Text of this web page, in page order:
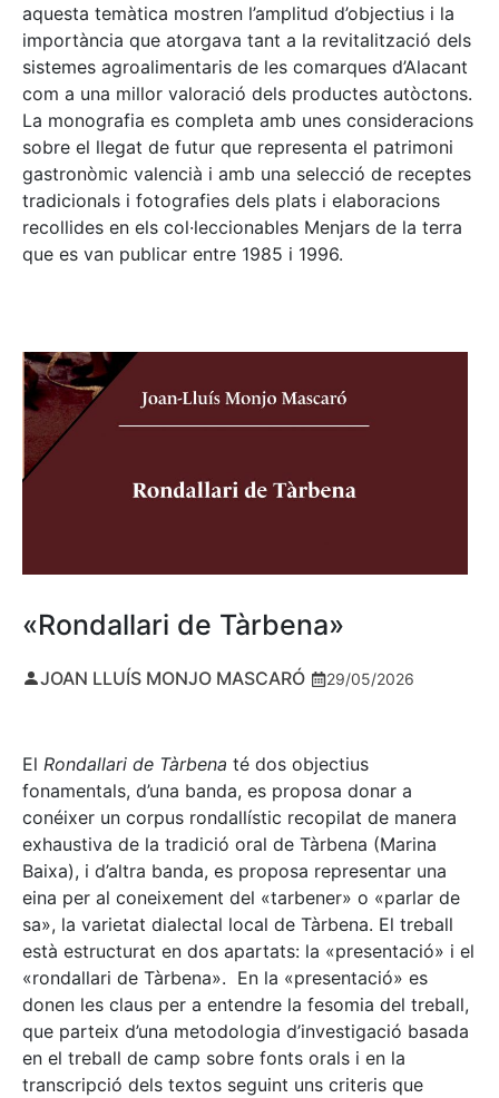
aquesta temàtica mostren l’amplitud d’objectius i la
importància que atorgava tant a la revitalització dels
sistemes agroalimentaris de les comarques d’Alacant
com a una millor valoració dels productes autòctons.
La monografia es completa amb unes consideracions
sobre el llegat de futur que representa el patrimoni
gastronòmic valencià i amb una selecció de receptes
tradicionals i fotografies dels plats i elaboracions
recollides en els col·leccionables Menjars de la terra
que es van publicar entre 1985 i 1996.
«Rondallari de Tàrbena»
JOAN LLUÍS MONJO MASCARÓ 29/05/2026
El Rondallari de Tàrbena té dos objectius
fonamentals, d’una banda, es proposa donar a
conéixer un corpus rondallístic recopilat de manera
exhaustiva de la tradició oral de Tàrbena (Marina
Baixa), i d’altra banda, es proposa representar una
eina per al coneixement del «tarbener» o «parlar de
sa», la varietat dialectal local de Tàrbena. El treball
està estructurat en dos apartats: la «presentació» i el
«rondallari de Tàrbena». En la «presentació» es
donen les claus per a entendre la fesomia del treball,
que parteix d’una metodologia d’investigació basada
en el treball de camp sobre fonts orals i en la
transcripció dels textos seguint uns criteris que